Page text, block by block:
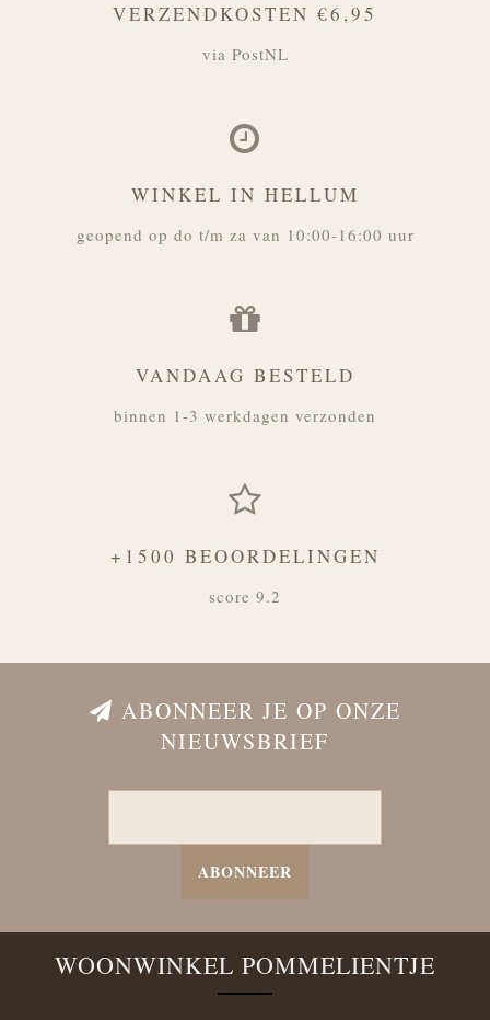
VERZENDKOSTEN €6,95
via PostNL
WINKEL IN HELLUM
geopend op do t/m za van 10:00-16:00 uur
VANDAAG BESTELD
binnen 1-3 werkdagen verzonden
+1500 BEOORDELINGEN
score 9.2
ABONNEER JE OP ONZE
NIEUWSBRIEF
ABONNEER
WOONWINKEL POMMELIENTJE